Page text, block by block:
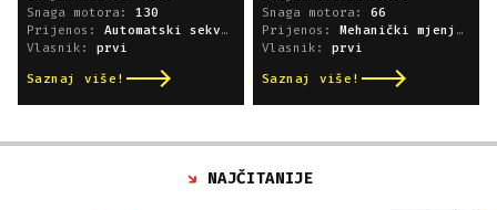
Snaga motora: 130
Prijenos: Automatski sekvencijski
Vlasnik: prvi
Saznaj više!
Snaga motora: 66
Prijenos: Mehanički mjenjač
Vlasnik: prvi
Saznaj više!
NAJČITANIJE